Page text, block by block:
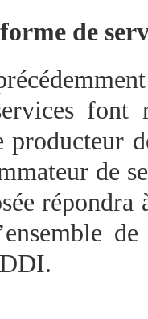
de
font
de